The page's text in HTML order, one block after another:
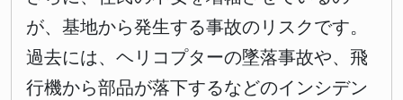
が、基地から発生する事故のリスクです。
過去には、ヘリコプターの墜落事故や、飛
行機から部品が落下するなどのインシデン